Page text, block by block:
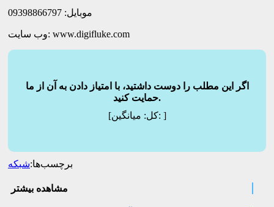
موبایل: 09398866797
وب سایت: www.digifluke.com
اگر این مطلب را دوست داشتید، با امتیاز دادن به آن از ما
حمایت کنید.
[کل:میانگین: ]
برچسب‌ها:شبکه
مشاهده بیشتر